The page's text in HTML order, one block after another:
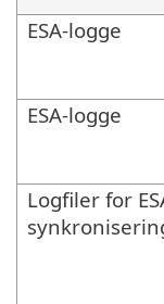
ESA-logge
ESA-logge
Logfiler for